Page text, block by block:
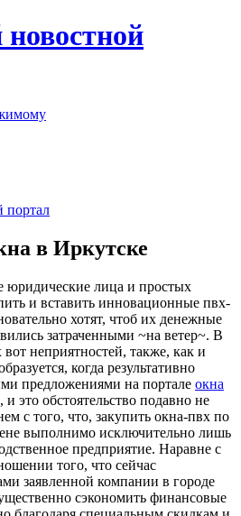
в Иркутске
юридические лица и простых
и вставить инновационные пвх-
хотят, чтоб их денежные
затраченными ~на ветер~. В
неприятностей, также, как и
когда результативно
предложениями на портале окна
это обстоятельство подавно не
с того, что, закупить окна-пвх по
выполнимо исключительно лишь
предприятие. Наравне с
того, что сейчас
заявленной компании в городе
сэкономить финансовые